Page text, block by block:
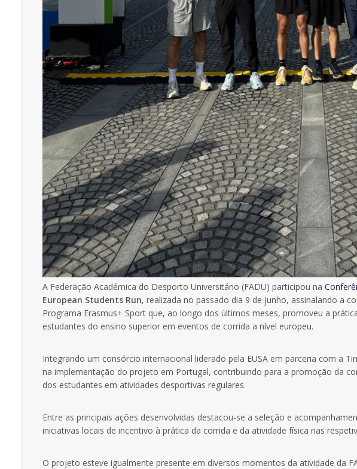
A Federação Académica do Desporto Universitário (FADU) participou na
European Students Run, realizada no passado dia 9 de junho, assinalando a
Programa Erasmus+ Sport que, ao longo dos últimos meses, promoveu a
estudantes do ensino superior em eventos de corrida a nível europeu.
Integrando um consórcio internacional liderado pela EUSA em parceria com a
na implementação do projeto em Portugal, contribuindo para a promoção da
dos estudantes em atividades desportivas regulares.
Entre as principais ações desenvolvidas destacou-se a seleção e
iniciativas locais de incentivo à prática da corrida e da atividade física nas
O projeto esteve igualmente presente em diversos momentos da atividade da